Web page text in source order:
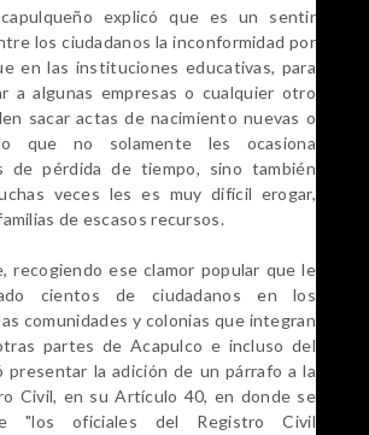
explicó que es un sentir
los ciudadanos la inconformidad por
en las instituciones educativas, para
a algunas empresas o cualquier otro
sacar actas de nacimiento nuevas o
lo que no solamente les ocasiona
de pérdida de tiempo, sino también
veces les es muy difícil erogar,
de escasos recursos.
recogiendo ese clamor popular que le
cientos de ciudadanos en los
comunidades y colonias que integran
partes de Acapulco e incluso del
presentar la adición de un párrafo a la
Civil, en su Artículo 40, en donde se
"los oficiales del Registro Civil